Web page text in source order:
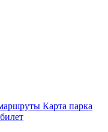
Карта парка